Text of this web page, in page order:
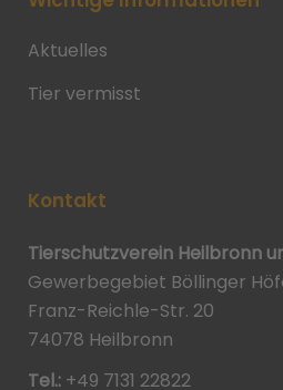
Aktuelles
Tier vermisst
Kontakt
Tierschutzverein Heilbronn
Gewerbegebiet Böllinger
Franz-Reichle-Str. 20
74078 Heilbronn
Tel.: +49 7131 22822